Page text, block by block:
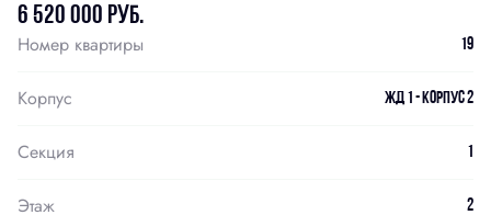
6 520 000 руб.
Номер квартиры 19
Корпус ЖД 1 - Корпус 2
Секция 1
Этаж 2